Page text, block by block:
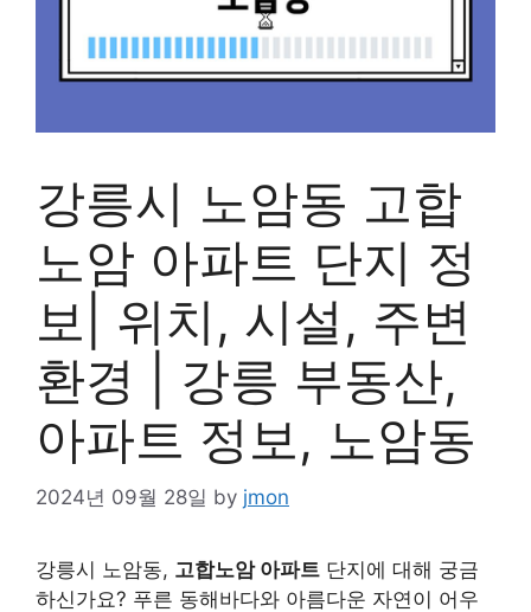
강릉시 노암동 고합
노암 아파트 단지 정
보| 위치, 시설, 주변
환경 | 강릉 부동산,
아파트 정보, 노암동
2024년 09월 28일 by jmon
강릉시 노암동, 고합노암 아파트 단지에 대해 궁금
하신가요? 푸른 동해바다와 아름다운 자연이 어우